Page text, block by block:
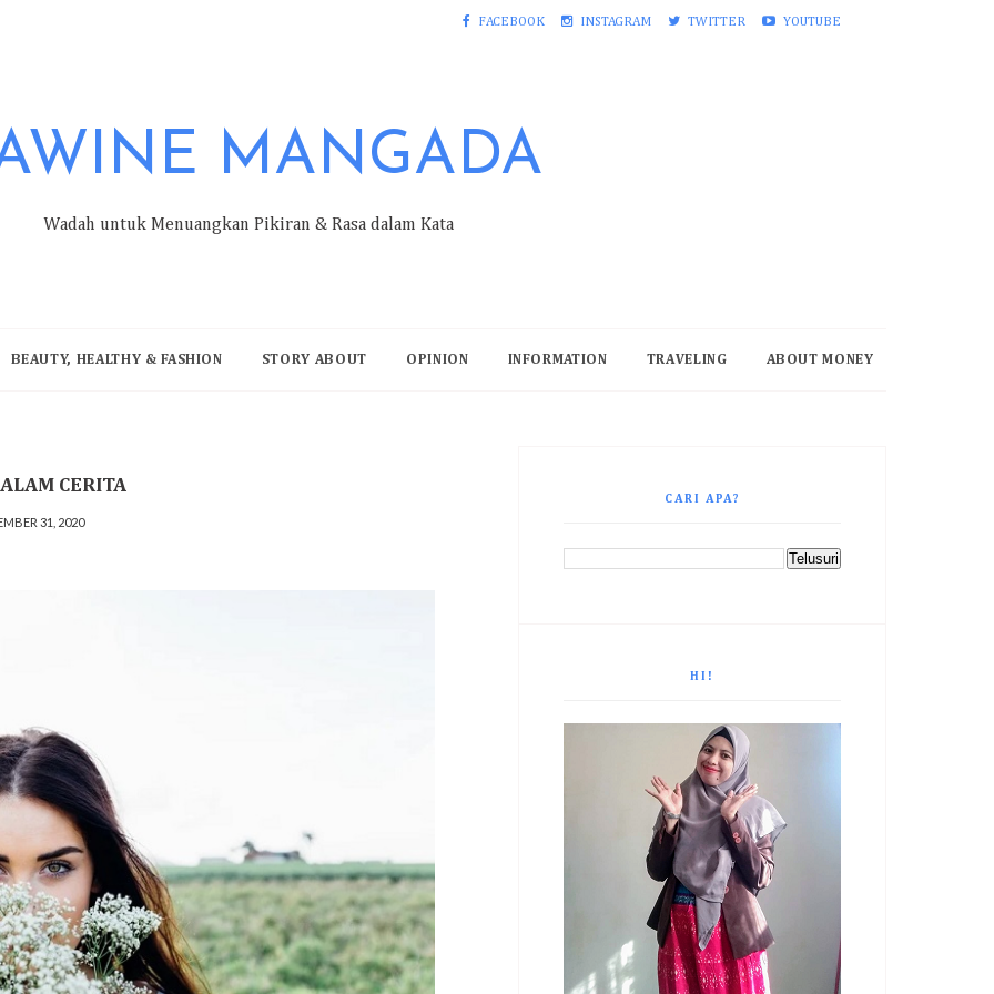
FACEBOOK INSTAGRAM TWITTER YOUTUBE
MANGADA
Wadah untuk Menuangkan Pikiran & Rasa dalam Kata
BEAUTY, HEALTHY & FASHION STORY ABOUT OPINION INFORMATION TRAVELING ABOUT MONEY
CERITA
31, 2020
CARI APA?
HI!